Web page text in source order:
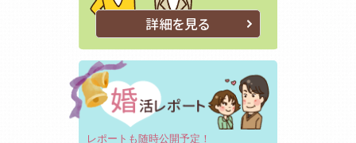
詳細を見る
レポートも随時公開予定！